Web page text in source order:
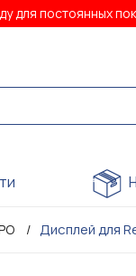
для постоянных
Дисплей для